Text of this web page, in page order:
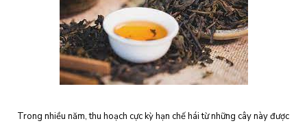
Trong nhiều năm, thu hoạch cực kỳ hạn chế hái từ những cây này được